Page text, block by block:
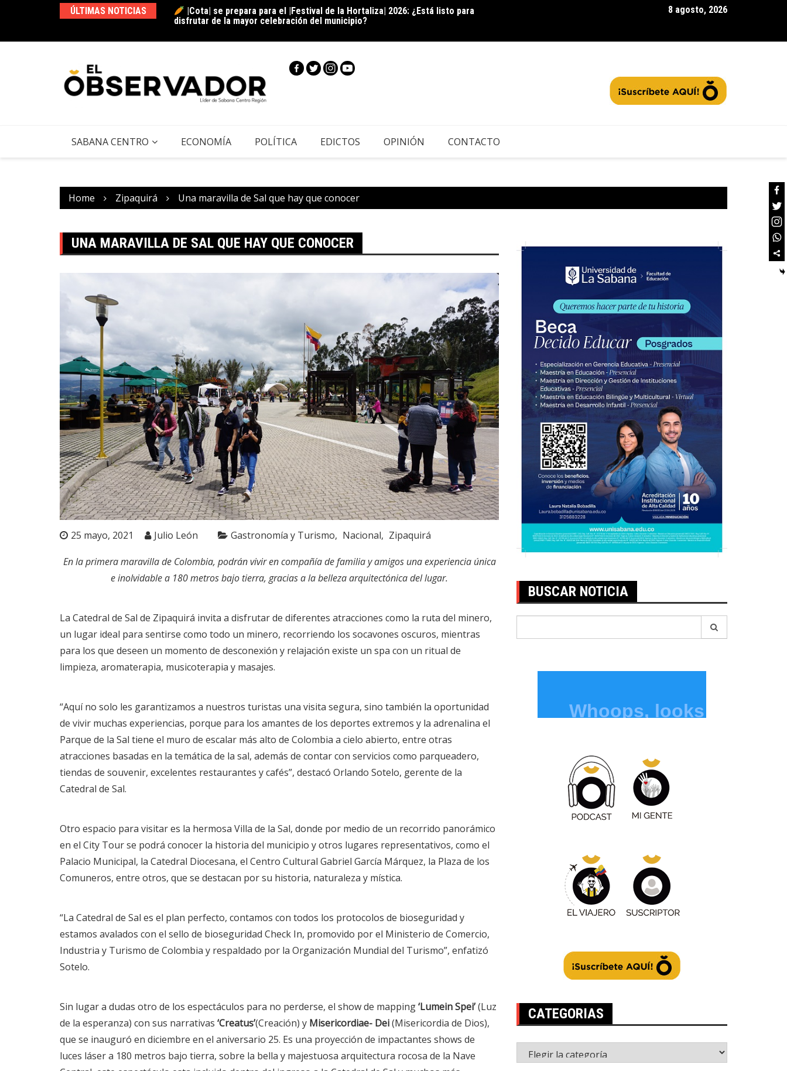
ÚLTIMAS NOTICIAS
disfrutar de la mayor celebración del municipio?
|Festival Gastronómico| 2026: ¿Se anima a compartir la receta que representa
|Cogua| fortalece la capacitación de sus |ganaderos| en producción
8 agosto, 2026
SABANA CENTRO ECONOMÍA POLÍTICA EDICTOS OPINIÓN CONTACTO
Home Zipaquirá Una maravilla de Sal que hay que conocer
UNA MARAVILLA DE SAL QUE HAY QUE CONOCER
25 mayo, 2021 Julio León Gastronomía y Turismo Nacional Zipaquirá
En la primera maravilla de Colombia, podrán vivir en compañía de familia y amigos una experiencia única
e inolvidable a 180 metros bajo tierra, gracias a la belleza arquitectónica del lugar.
La Catedral de Sal de Zipaquirá invita a disfrutar de diferentes atracciones como la ruta del minero,
un lugar ideal para sentirse como todo un minero, recorriendo los socavones oscuros, mientras
para los que deseen un momento de desconexión y relajación existe un spa con un ritual de
limpieza, aromaterapia, musicoterapia y masajes.
“Aquí no solo les garantizamos a nuestros turistas una visita segura, sino también la oportunidad
de vivir muchas experiencias, porque para los amantes de los deportes extremos y la adrenalina el
Parque de la Sal tiene el muro de escalar más alto de Colombia a cielo abierto, entre otras
atracciones basadas en la temática de la sal, además de contar con servicios como parqueadero,
tiendas de souvenir, excelentes restaurantes y cafés”, destacó Orlando Sotelo, gerente de la
Catedral de Sal.
Otro espacio para visitar es la hermosa Villa de la Sal, donde por medio de un recorrido panorámico
en el City Tour se podrá conocer la historia del municipio y otros lugares representativos, como el
Palacio Municipal, la Catedral Diocesana, el Centro Cultural Gabriel García Márquez, la Plaza de los
Comuneros, entre otros, que se destacan por su historia, naturaleza y mística.
“La Catedral de Sal es el plan perfecto, contamos con todos los protocolos de bioseguridad y
estamos avalados con el sello de bioseguridad Check In, promovido por el Ministerio de Comercio,
Industria y Turismo de Colombia y respaldado por la Organización Mundial del Turismo”, enfatizó
Sotelo.
Sin lugar a dudas otro de los espectáculos para no perderse, el show de mapping‘Lumein Spei’(Luz
de la esperanza) con sus narrativas ‘Creatus’(Creación) y Misericordiae- Dei(Misericordia de Dios),
que se inauguró en diciembre en el aniversario 25. Es una proyección de impactantes shows de
luces láser a 180 metros bajo tierra, sobre la bella y majestuosa arquitectura rocosa de la Nave
BUSCAR NOTICIA
CATEGORIAS